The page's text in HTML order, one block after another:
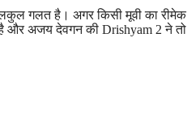
गलत है। अगर किसी मूवी का
अजय देवगन की Drishyam 2 ने तो